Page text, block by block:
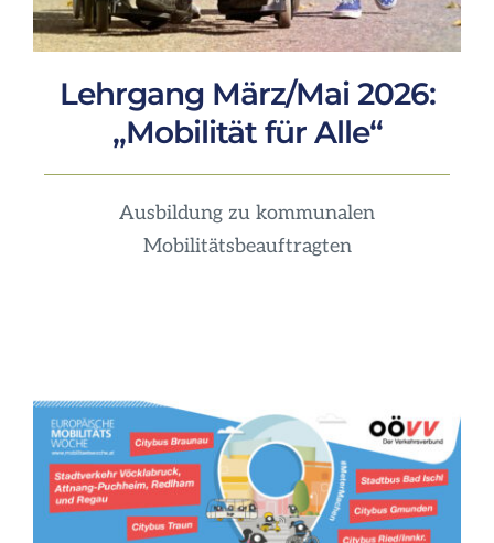
Lehrgang März/Mai 2026:
„Mobilität für Alle“
Ausbildung zu kommunalen
Mobilitätsbeauftragten